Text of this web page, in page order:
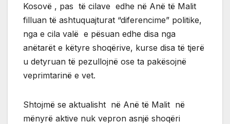
Kosovë , pas të cilave edhe në Anë të Malit
filluan të ashtuquajturat “diferencime” politike,
nga e cila valë e pësuan edhe disa nga
anëtarët e këtyre shoqërive, kurse disa të tjerë
u detyruan të pezullojnë ose ta pakësojnë
veprimtarinë e vet.
Shtojmë se aktualisht në Anë të Malit në
mënyrë aktive nuk vepron asnjë shoqëri